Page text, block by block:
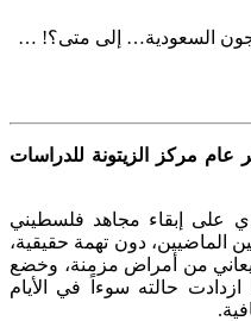
السعودية… إلى متى؟! …
عام مركز الزيتونة للدراسات
على إبقاء مجاهد فلسطيني
دون تهمة حقيقية،
يبلغ فيه 83 عاماً، ويعاني من أمراض مزمنة، وخضع
حالته سوءاً في الأيام